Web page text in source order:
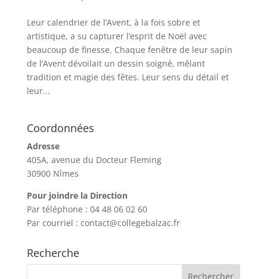
Leur calendrier de l’Avent, à la fois sobre et
artistique, a su capturer l’esprit de Noël avec
beaucoup de finesse. Chaque fenêtre de leur sapin
de l’Avent dévoilait un dessin soigné, mêlant
tradition et magie des fêtes. Leur sens du détail et
leur...
Coordonnées
Adresse
405A, avenue du Docteur Fleming
30900 Nîmes
Pour joindre la Direction
Par téléphone : 04 48 06 02 60
Par courriel : contact@collegebalzac.fr
Recherche